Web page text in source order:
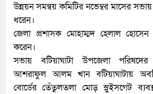
উন্নয়ন সমন্বয় কমিটির নভেম্বর মাসের
ধরেন।
জেলা প্রশাসক মোহাম্মদ হেলাল
করেন।
সভায় বটিয়াঘাটা উপজেলা পরিষদের
আশরাফুল আলম খান বটিয়াঘাটায়
বোর্ডের তেঁতুলতলা মোড় স্লুইসগেট